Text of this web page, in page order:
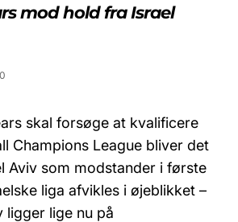
mod hold fra Israel
skal forsøge at kvalificere
Champions League bliver det
Aviv som modstander i første
liga afvikles i øjeblikket –
ligger lige nu på